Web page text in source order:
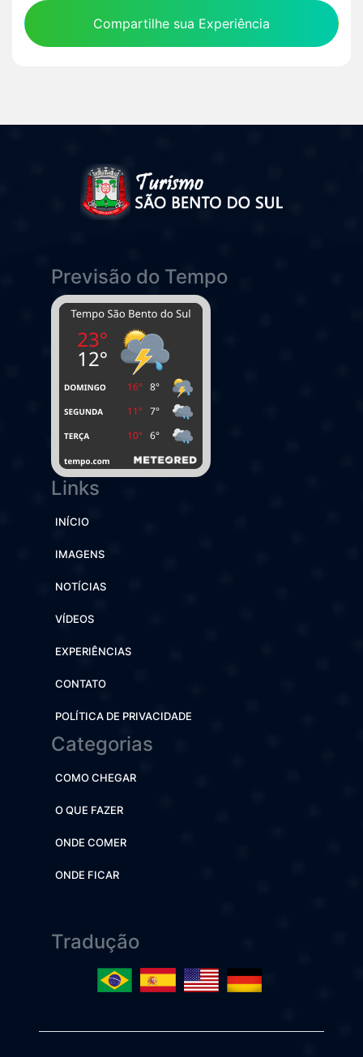
Compartilhe sua Experiência
Previsão do Tempo
Links
INÍCIO
IMAGENS
NOTÍCIAS
VÍDEOS
EXPERIÊNCIAS
CONTATO
POLÍTICA DE PRIVACIDADE
Categorias
COMO CHEGAR
O QUE FAZER
ONDE COMER
ONDE FICAR
Tradução